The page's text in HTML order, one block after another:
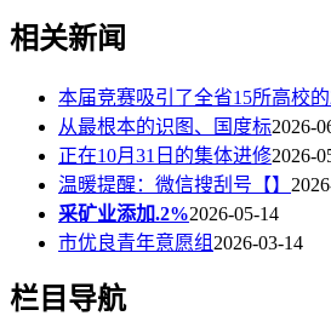
相关新闻
本届竞赛吸引了全省15所高校
从最根本的识图、国度标2026-
正在10月31日的集体进修2026-
温暖提醒：微信搜刮号【】
采矿业添加.2%2026-05-14
市优良青年意愿组 2026-03-14
栏目导航